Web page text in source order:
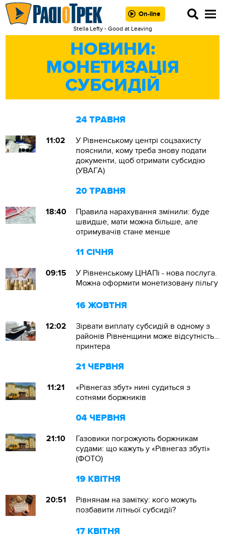
On-line
Stella Lefty - Good at Leaving
НОВИНИ:
МОНЕТИЗАЦІЯ
СУБСИДІЙ
24 ТРАВНЯ
11:02
У Рівненському центрі соцзахисту
пояснили, кому треба знову подати
документи, щоб отримати субсидію
(УВАГА)
20 ТРАВНЯ
18:40
Правила нарахування змінили: буде
швидше, мати можна більше, але
отримувачів стане менше
11 СІЧНЯ
09:15
У Рівненському ЦНАПі - нова послуга.
Можна оформити монетизовану пільгу
16 ЖОВТНЯ
12:02
Зірвати виплату субсидій в одному з
районів Рівненщини може відсутність…
принтера
21 ЧЕРВНЯ
11:21
«Рівнегаз збут» нині судиться з
сотнями боржників
04 ЧЕРВНЯ
21:10
Газовики погрожують боржникам
судами: що кажуть у «Рівнегаз збуті»
(ФОТО)
19 КВІТНЯ
20:51
Рівнянам на замітку: кого можуть
позбавити літньої субсидії?
17 КВІТНЯ